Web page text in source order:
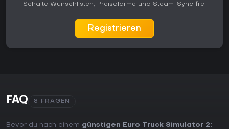
Schalte Wunschlisten, Preisalarme und Steam-Sync frei
Registrieren
FAQ 8 FRAGEN
Bevor du nach einem günstigen Euro Truck Simulator 2: